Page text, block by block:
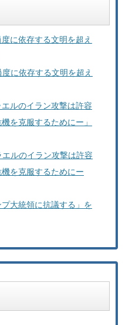
に依存する文明を超え
に依存する文明を超え
ルのイラン攻撃は許容
克服するためにー」
ルのイラン攻撃は許容
を克服するためにー
大統領に抗議する」を